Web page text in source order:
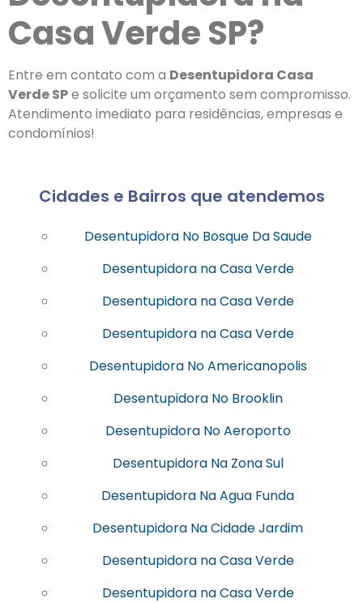
Casa Verde SP?
Entre em contato com a Desentupidora Casa
Verde SPe solicite um orçamento sem compromisso.
Atendimento imediato para residências, empresas e
condomínios!
Cidades e Bairros que atendemos
Desentupidora No Bosque Da Saude
Desentupidora na Casa Verde
Desentupidora na Casa Verde
Desentupidora na Casa Verde
Desentupidora No Americanopolis
Desentupidora No Brooklin
Desentupidora No Aeroporto
Desentupidora Na Zona Sul
Desentupidora Na Agua Funda
Desentupidora Na Cidade Jardim
Desentupidora na Casa Verde
Desentupidora na Casa Verde